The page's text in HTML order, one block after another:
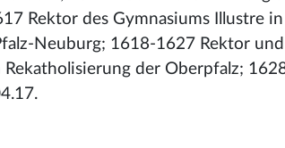
Rektor des Gymnasiums Illustre
Neuburg; 1618-1627 Rektor
der Oberpfalz;